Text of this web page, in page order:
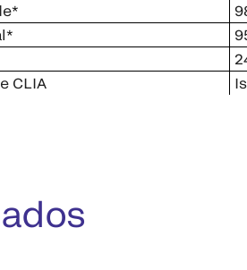
CLIA